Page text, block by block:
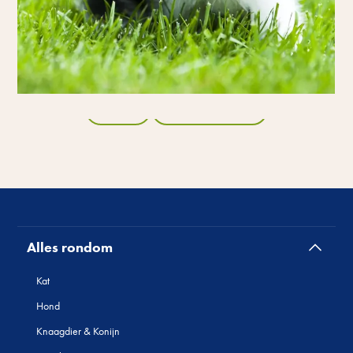
Alles rondom
Kat
Hond
Knaagdier & Konijn